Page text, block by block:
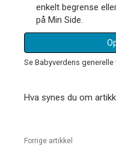
enkelt begrense
på Min Side.
Se Babyverdens generelle
Hva synes du om
Forrige artikkel